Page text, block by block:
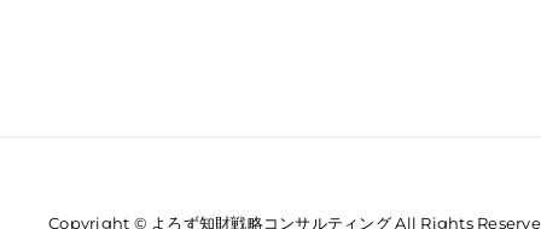
Copyright © よろず知財戦略コンサルティング All Rights